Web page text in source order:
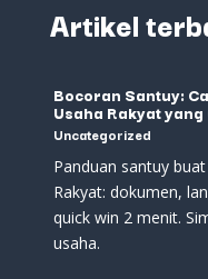
Artikel
Bocoran Santuy:
Usaha Rakyat yang
Uncategorized
Panduan santuy
Rakyat: dokumen,
quick win 2 menit.
usaha.